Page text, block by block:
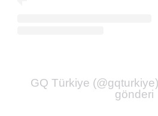
GQ Türkiye
gönderi